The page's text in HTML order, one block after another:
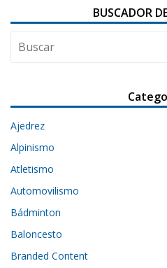
BUSCADOR
Ajedrez
Alpinismo
Atletismo
Automovilismo
Bádminton
Baloncesto
Branded Content